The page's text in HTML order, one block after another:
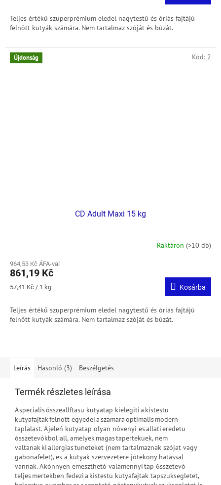
Teljes értékű szuperprémium eledel nagytestű és óriás fajtájú
felnőtt kutyák számára. Nem tartalmaz szóját és búzát.
Újdonság
CD Adult Maxi 15 kg
Raktáron (>10 db)
964,53 Kč ÁFA-val
861,19 Kč
Egységár:
57,41 Kč / 1 kg Kosárba
Teljes értékű szuperprémium eledel nagytestű és óriás fajtájú
felnőtt kutyák számára. Nem tartalmaz szóját és búzát.
Kód: 2
Leírás Hasonló (3) Beszélgetés
Termék részletes leírása
A specialis ósszeallftasu kutyatap kielegiti a kistestu
kutyafajtak felnott egyedei a szamara optimalis modern
taplalast. A jeleń kutyatap olyan nóvenyi es allati eredetu
ósszetevókbol all, amelyek magas tapertekuek, nem
valtanak ki allergias tuneteket (nem tartalmaznak szójat vagy
gabonafelet), es a kutyak szervezetere jótekony hatassal
vannak. A kónnyen emeszthetó valamennyi tap 6sszetevó
teljes mertekben fedezi a kistestu kutyafajtak tapszuksegletet,